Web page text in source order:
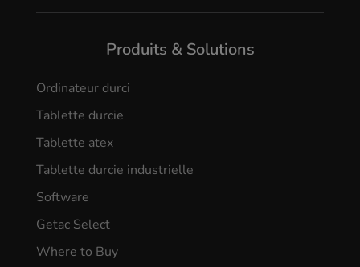
Produits & Solutions
Ordinateur durci
Tablette durcie
Tablette atex
Tablette durcie industrielle
Software
Getac Select
Where to Buy